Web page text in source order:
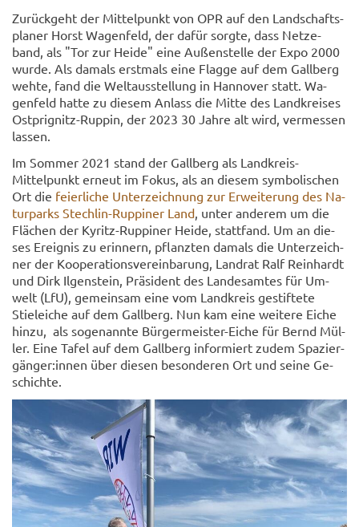
Zu­rück­geht der Mit­tel­punkt von OPR auf den Land­schafts­
pla­ner Horst Wa­gen­feld, der dafür sorg­te, dass Net­ze­
band, als "Tor zur Heide" eine Au­ßen­stel­le der Expo 2000
wurde. Als da­mals erst­mals eine Flag­ge auf dem Gall­berg
wehte, fand die Welt­aus­stel­lung in Han­no­ver statt. Wa­
gen­feld hatte zu die­sem An­lass die Mitte des Land­krei­ses
Ostprignitz-​Ruppin, der 2023 30 Jahre alt wird, ver­mes­sen
las­sen.
Im Som­mer 2021 stand der Gall­berg als Landkreis-​
Mittelpunkt er­neut im Fokus, als an die­sem sym­bo­li­schen
Ort die fei­er­li­che Un­ter­zeich­nung zur Er­wei­te­rung des Na­
tur­parks Stechlin-​Ruppiner Land, unter an­de­rem um die
Flä­chen der Kyritz-​Ruppiner Heide, statt­fand. Um an die­
ses Er­eig­nis zu er­in­nern, pflanz­ten da­mals die Un­ter­zeich­
ner der Ko­ope­ra­ti­ons­ver­ein­ba­rung, Land­rat Ralf Rein­hardt
und Dirk Il­gen­stein, Prä­si­dent des Lan­des­am­tes für Um­
welt (LfU), ge­mein­sam eine vom Land­kreis ge­stif­te­te
Stiel­ei­che auf dem Gall­berg. Nun kam eine wei­te­re Eiche
hinzu, als so­ge­nann­te Bürgermeister-​Eiche für Bernd Mül­
ler. Eine Tafel auf dem Gall­berg in­for­miert zudem Spa­zier­
gän­ger:innen über die­sen be­son­de­ren Ort und seine Ge­
schich­te.